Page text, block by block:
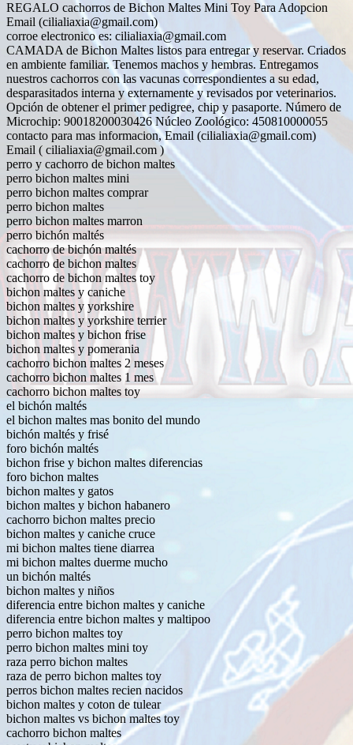
REGALO cachorros de Bichon Maltes Mini Toy Para Adopcion
Email (cilialiaxia@gmail.com)
corroe electronico es: cilialiaxia@gmail.com
CAMADA de Bichon Maltes listos para entregar y reservar. Criados
en ambiente familiar. Tenemos machos y hembras. Entregamos
nuestros cachorros con las vacunas correspondientes a su edad,
desparasitados interna y externamente y revisados por veterinarios.
Opción de obtener el primer pedigree, chip y pasaporte. Número de
Microchip: 90018200030426 Núcleo Zoológico: 450810000055
contacto para mas informacion, Email (cilialiaxia@gmail.com)
Email ( cilialiaxia@gmail.com)
perro y cachorro de bichon maltes
perro bichon maltes mini
perro bichon maltes comprar
perro bichon maltes
perro bichon maltes marron
perro bichón maltés
cachorro de bichón maltés
cachorro de bichon maltes
cachorro de bichon maltes toy
bichon maltes y caniche
bichon maltes y yorkshire
bichon maltes y yorkshire terrier
bichon maltes y bichon frise
bichon maltes y pomerania
cachorro bichon maltes 2 meses
cachorro bichon maltes 1 mes
cachorro bichon maltes toy
el bichón maltés
el bichon maltes mas bonito del mundo
bichón maltés y frisé
foro bichón maltés
bichon frise y bichon maltes diferencias
foro bichon maltes
bichon maltes y gatos
bichon maltes y bichon habanero
cachorro bichon maltes precio
bichon maltes y caniche cruce
mi bichon maltes tiene diarrea
mi bichon maltes duerme mucho
un bichón maltés
bichon maltes y niños
diferencia entre bichon maltes y caniche
diferencia entre bichon maltes y maltipoo
perro bichon maltes toy
perro bichon maltes mini toy
raza perro bichon maltes
raza de perro bichon maltes toy
perros bichon maltes recien nacidos
bichon maltes y coton de tulear
bichon maltes vs bichon maltes toy
cachorro bichon maltes